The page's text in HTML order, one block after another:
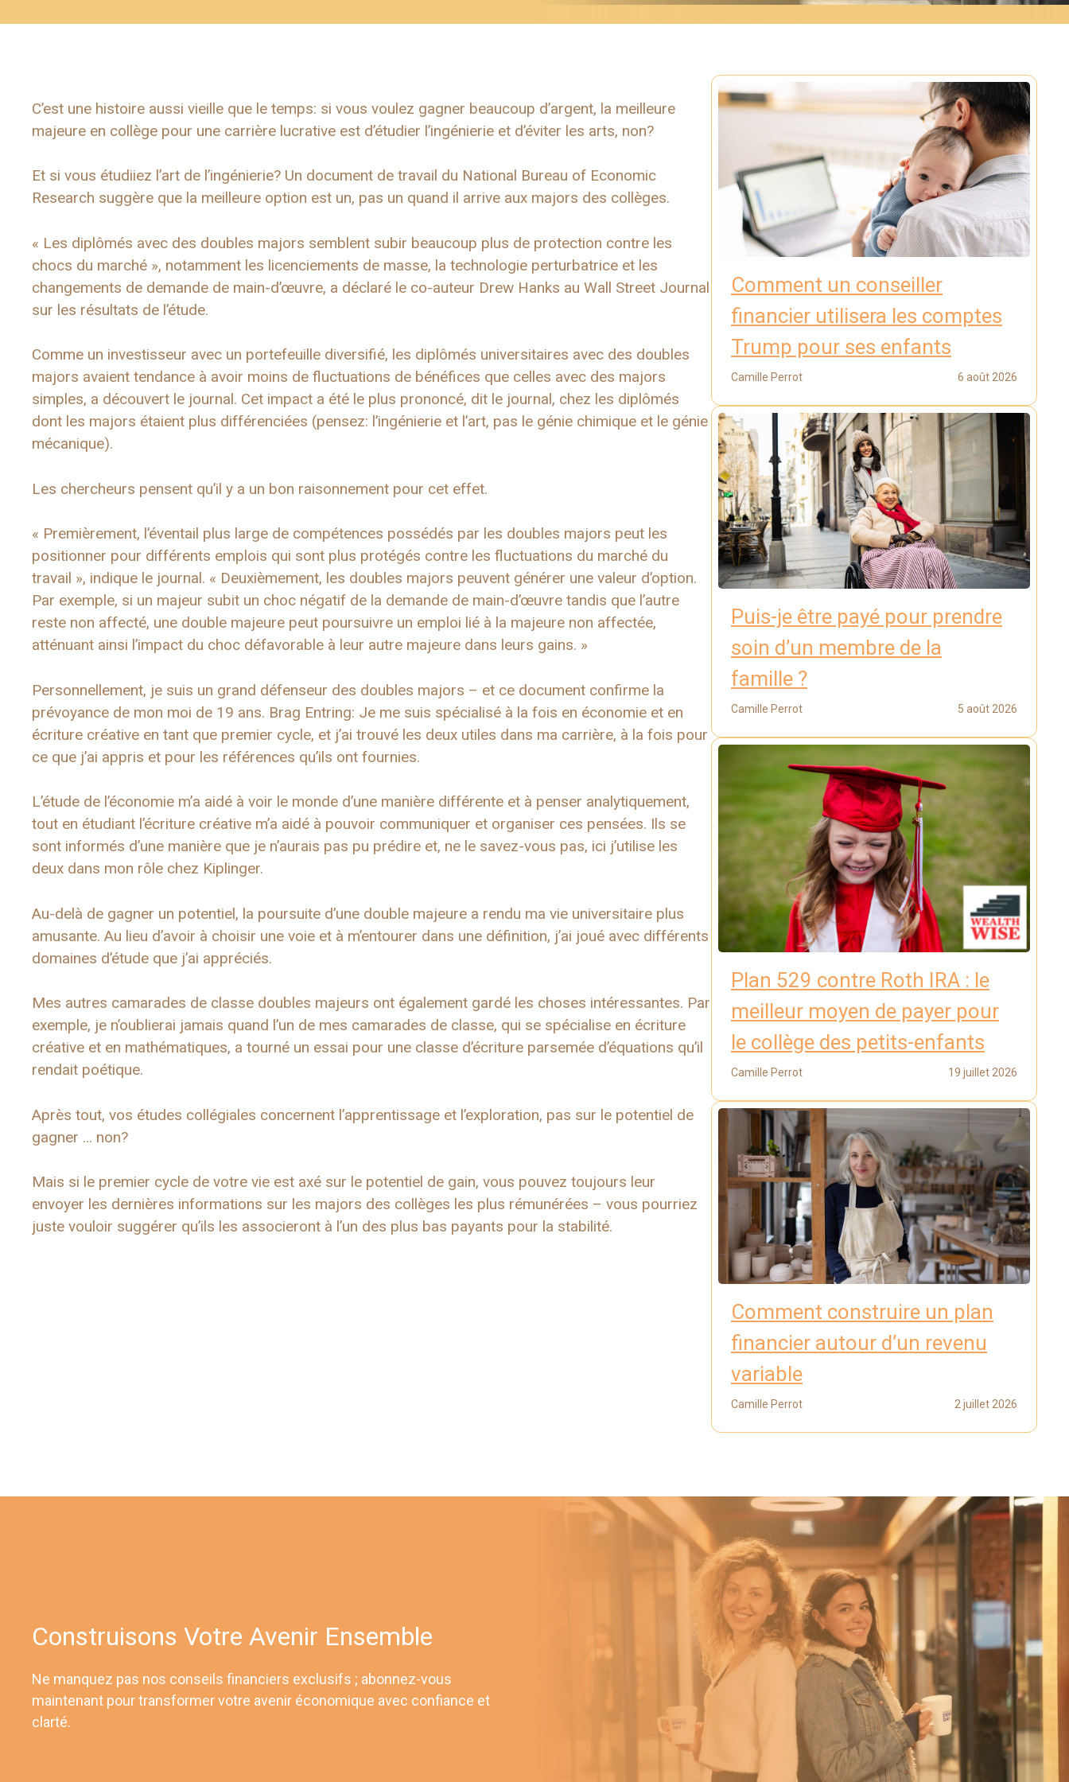
C’est une histoire aussi vieille que le temps: si vous voulez gagner beaucoup d’argent, la meilleure
majeure en collège pour une carrière lucrative est d’étudier l’ingénierie et d’éviter les arts, non?
Et si vous étudiiez l’art de l’ingénierie? Un document de travail du National Bureau of Economic
Research suggère que la meilleure option est un, pas un quand il arrive aux majors des collèges.
« Les diplômés avec des doubles majors semblent subir beaucoup plus de protection contre les
chocs du marché », notamment les licenciements de masse, la technologie perturbatrice et les
changements de demande de main-d’œuvre, a déclaré le co-auteur Drew Hanks au Wall Street Journal
sur les résultats de l’étude.
Comme un investisseur avec un portefeuille diversifié, les diplômés universitaires avec des doubles
majors avaient tendance à avoir moins de fluctuations de bénéfices que celles avec des majors
simples, a découvert le journal. Cet impact a été le plus prononcé, dit le journal, chez les diplômés
dont les majors étaient plus différenciées (pensez: l’ingénierie et l’art, pas le génie chimique et le génie
mécanique).
Les chercheurs pensent qu’il y a un bon raisonnement pour cet effet.
« Premièrement, l’éventail plus large de compétences possédés par les doubles majors peut les
positionner pour différents emplois qui sont plus protégés contre les fluctuations du marché du
travail », indique le journal. « Deuxièmement, les doubles majors peuvent générer une valeur d’option.
Par exemple, si un majeur subit un choc négatif de la demande de main-d’œuvre tandis que l’autre
reste non affecté, une double majeure peut poursuivre un emploi lié à la majeure non affectée,
atténuant ainsi l’impact du choc défavorable à leur autre majeure dans leurs gains. »
Personnellement, je suis un grand défenseur des doubles majors – et ce document confirme la
prévoyance de mon moi de 19 ans. Brag Entring: Je me suis spécialisé à la fois en économie et en
écriture créative en tant que premier cycle, et j’ai trouvé les deux utiles dans ma carrière, à la fois pour
ce que j’ai appris et pour les références qu’ils ont fournies.
L’étude de l’économie m’a aidé à voir le monde d’une manière différente et à penser analytiquement,
tout en étudiant l’écriture créative m’a aidé à pouvoir communiquer et organiser ces pensées. Ils se
sont informés d’une manière que je n’aurais pas pu prédire et, ne le savez-vous pas, ici j’utilise les
deux dans mon rôle chez Kiplinger.
Au-delà de gagner un potentiel, la poursuite d’une double majeure a rendu ma vie universitaire plus
amusante. Au lieu d’avoir à choisir une voie et à m’entourer dans une définition, j’ai joué avec différents
domaines d’étude que j’ai appréciés.
Mes autres camarades de classe doubles majeurs ont également gardé les choses intéressantes. Par
exemple, je n’oublierai jamais quand l’un de mes camarades de classe, qui se spécialise en écriture
créative et en mathématiques, a tourné un essai pour une classe d’écriture parsemée d’équations qu’il
rendait poétique.
Après tout, vos études collégiales concernent l’apprentissage et l’exploration, pas sur le potentiel de
gagner … non?
Mais si le premier cycle de votre vie est axé sur le potentiel de gain, vous pouvez toujours leur
envoyer les dernières informations sur les majors des collèges les plus rémunérées – vous pourriez
juste vouloir suggérer qu’ils les associeront à l’un des plus bas payants pour la stabilité.
Comment un conseiller
financier utilisera les comptes
Trump pour ses enfants
Camille Perrot 6 août 2026
Puis-je être payé pour prendre
soin d’un membre de la
famille ?
Camille Perrot 5 août 2026
Plan 529 contre Roth IRA : le
meilleur moyen de payer pour
le collège des petits-enfants
Camille Perrot 19 juillet 2026
Comment construire un plan
financier autour d’un revenu
variable
Camille Perrot 2 juillet 2026
Construisons Votre Avenir Ensemble
Ne manquez pas nos conseils financiers exclusifs ; abonnez-vous
maintenant pour transformer votre avenir économique avec confiance et
clarté.